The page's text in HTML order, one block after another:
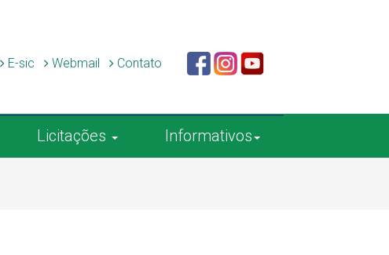
E-sic Webmail Contato
Licitações Informativos